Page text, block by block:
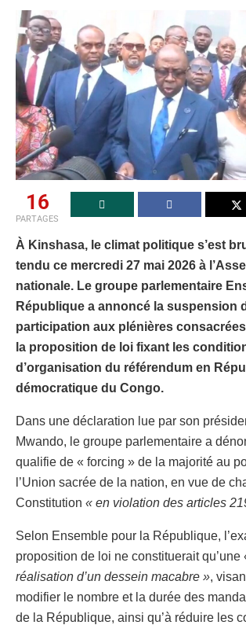
16
PARTAGES
À Kinshasa, le climat politique s’est
tendu ce mercredi 27 mai 2026 à
nationale. Le groupe parlementaire
République a annoncé la suspension
participation aux plénières consacrées
la proposition de loi fixant les
d’organisation du référendum en
démocratique du Congo.
Dans une déclaration lue par son
Mwando, le groupe parlementaire a
qualifie de « forcing » de la majorité au
l’Union sacrée de la nation, en vue de
Constitution « en violation des articles
Selon Ensemble pour la République,
proposition de loi ne constituerait qu’une
réalisation d’un dessein macabre »,
modifier le nombre et la durée des
de la République, ainsi qu’à réduire les